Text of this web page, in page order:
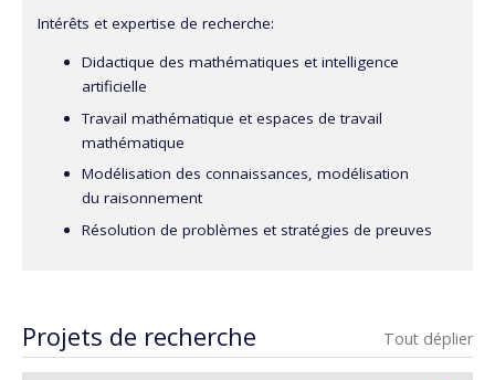
Intérêts et expertise de recherche:
Didactique des mathématiques et intelligence
artificielle
Travail mathématique et espaces de travail
mathématique
Modélisation des connaissances, modélisation
du raisonnement
Résolution de problèmes et stratégies de preuves
Projets de recherche Tout déplier